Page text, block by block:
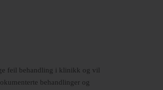
feil behandling i klinikk og vil
behandlinger og